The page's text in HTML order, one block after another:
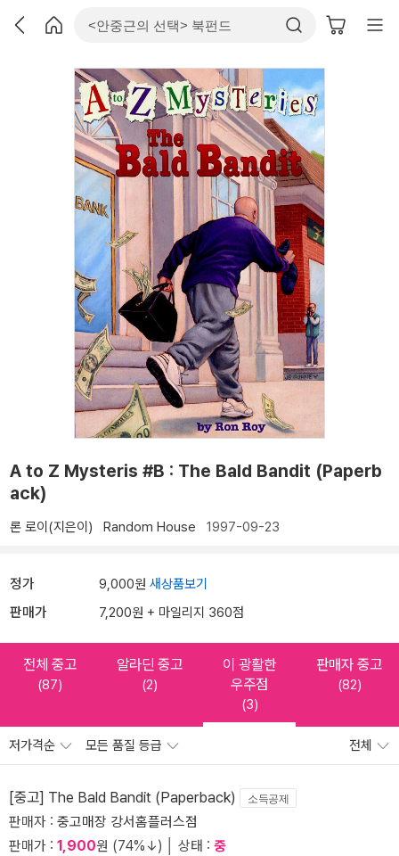
A to Z Mysteris #B : The Bald Bandit (Paperb
ack)
론 로이(지은이) Random House 1997-09-23
정가 9,000원 새상품보기
판매가 7,200원 + 마일리지 360점
전체 중고
(87)
알라딘 중고
(2)
이 광활한
우주점
(3)
판매자 중고
(82)
저가격순 모든 품질 등급 전체
[중고] The Bald Bandit (Paperback) 소득공제
판매자 : 중고매장 강서홈플러스점
판매가 : 1,900원 (74%↓) │ 상태 : 중